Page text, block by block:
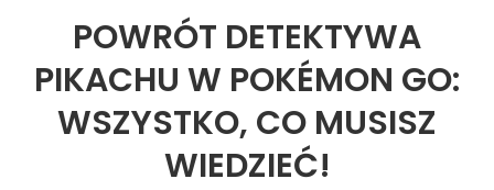
POWRÓT DETEKTYWA
PIKACHU W POKÉMON GO:
WSZYSTKO, CO MUSISZ
WIEDZIEĆ!